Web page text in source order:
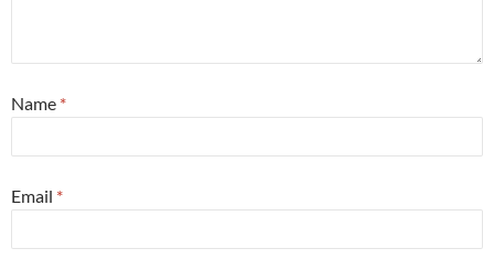
Name *
Email *